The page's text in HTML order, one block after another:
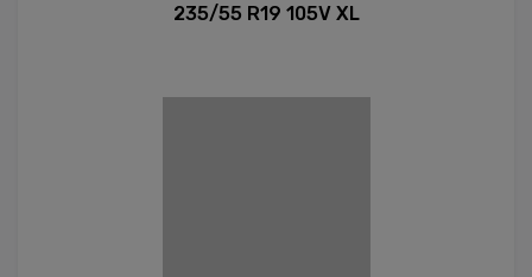
235/55 R19 105V XL